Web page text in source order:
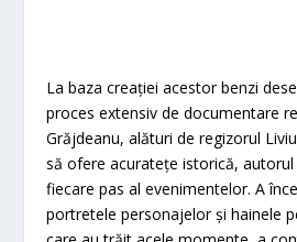
La baza creației acestor benzi
proces extensiv de documentare
Grăjdeanu, alături de regizorul
să ofere acuratețe istorică,
fiecare pas al evenimentelor. A
portretele personajelor și hainele